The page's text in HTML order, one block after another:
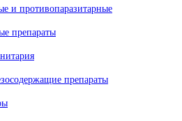
и противопаразитарные
препараты
препараты